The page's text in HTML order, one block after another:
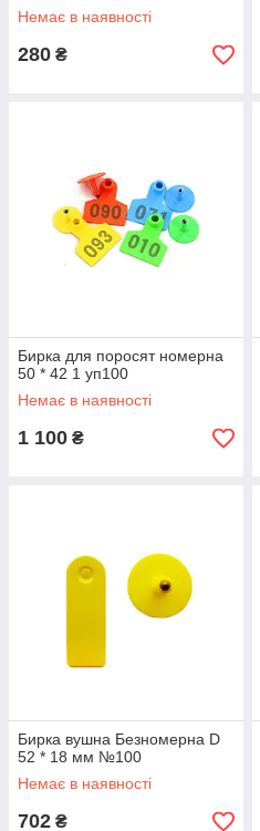
Немає в наявності
280 ₴
Бирка для поросят номерна
50 * 42 1 уп100
Немає в наявності
1 100 ₴
Бирка вушна Безномерна D
52 * 18 мм №100
Немає в наявності
702 ₴